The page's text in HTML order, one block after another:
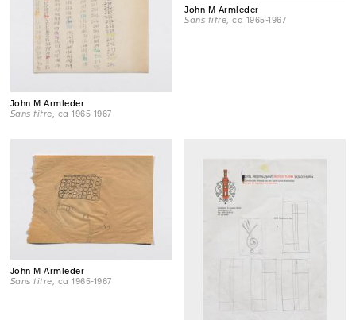
John M Armleder
Sans titre, ca 1965-1967
John M Armleder
Sans titre , ca 1965-1967
John M Armleder
Sans titre , ca 1965-1967